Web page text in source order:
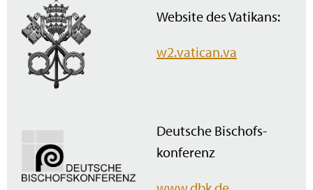
Website des Vatikans:
w2.vatican.va
Deutsche Bischofs­
konferenz